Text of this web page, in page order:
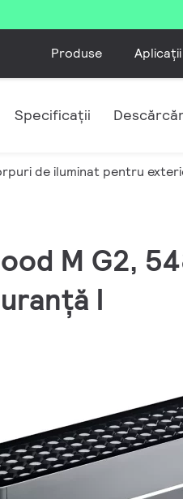
Produse Aplicații
Specificații
de iluminat pentru
M G2,
I